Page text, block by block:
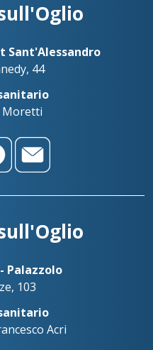
Sant'Alessandro
44
Moretti
Palazzolo
103
Acri